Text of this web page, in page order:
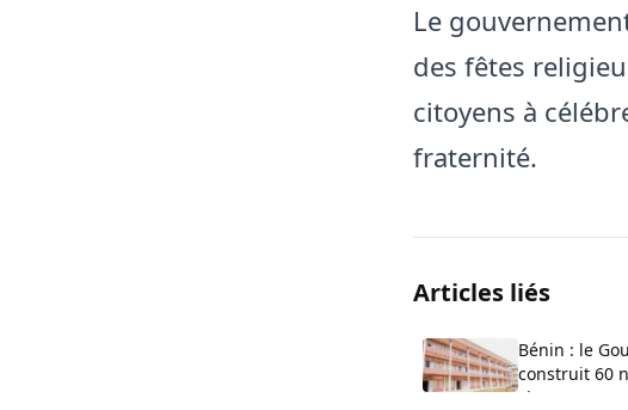
Le
des fêtes
citoyens à
fraternité.
Articles liés
Bénin : le
construit 60
classe au